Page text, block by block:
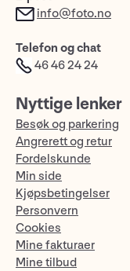
info@foto.no
Telefon og chat
46 46 24 24
Nyttige lenker
Besøk og parkering
Angrerett og retur
Fordelskunde
Min side
Kjøpsbetingelser
Personvern
Cookies
Mine fakturaer
Mine tilbud